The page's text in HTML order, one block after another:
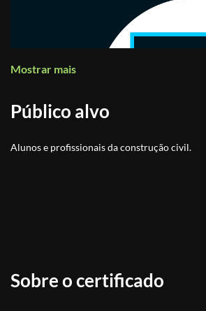
Mostrar mais
Público alvo
Alunos e profissionais da construção civil.
Sobre o certificado